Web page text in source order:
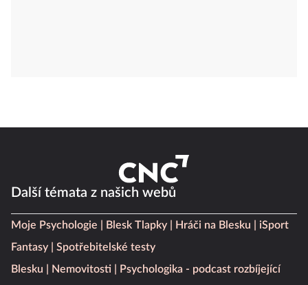
Další témata z našich webů
Moje Psychologie Blesk Tlapky Hráči na Blesku
iSport
Fantasy
Spotřebitelské testy
Blesku
Nemovitosti
Psychologika - podcast rozbíjející